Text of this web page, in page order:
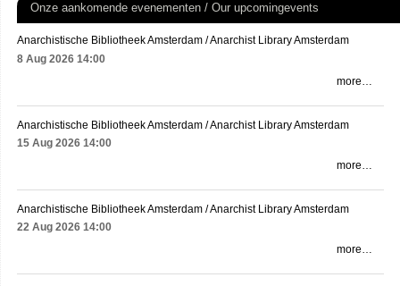
Onze aankomende evenementen / Our upcomingevents
Anarchistische Bibliotheek Amsterdam / Anarchist Library Amsterdam
8 Aug 2026 14:00
more…
Anarchistische Bibliotheek Amsterdam / Anarchist Library Amsterdam
15 Aug 2026 14:00
more…
Anarchistische Bibliotheek Amsterdam / Anarchist Library Amsterdam
22 Aug 2026 14:00
more…